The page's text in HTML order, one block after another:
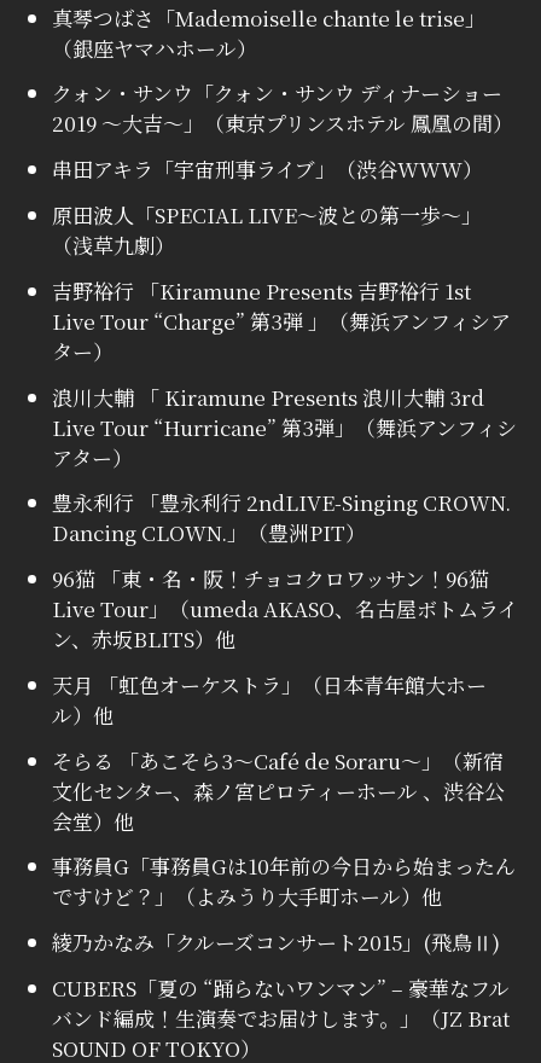
真琴つばさ「Mademoiselle chante le trise」
（銀座ヤマハホール）
クォン・サンウ「クォン・サンウ ディナーショー
2019 ～大吉～」（東京プリンスホテル 鳳凰の間）
串田アキラ「宇宙刑事ライブ」（渋谷WWW）
原田波人「SPECIAL LIVE〜波との第一歩〜」
（浅草九劇）
吉野裕行 「Kiramune Presents 吉野裕行 1st
Live Tour “Charge” 第3弾 」（舞浜アンフィシア
ター）
浪川大輔 「 Kiramune Presents 浪川大輔 3rd
Live Tour “Hurricane” 第3弾」（舞浜アンフィシ
アター）
豊永利行 「豊永利行 2ndLIVE-Singing CROWN.
Dancing CLOWN.」（豊洲PIT）
96猫 「東・名・阪！チョコクロワッサン！96猫
Live Tour」（umeda AKASO、名古屋ボトムライ
ン、赤坂BLITS）他
天月 「虹色オーケストラ」（日本青年館大ホー
ル）他
そらる 「あこそら3～Café de Soraru～」（新宿
文化センター、森ノ宮ピロティーホール 、渋谷公
会堂）他
事務員G「事務員Gは10年前の今日から始まったん
ですけど？」（よみうり大手町ホール）他
綾乃かなみ「クルーズコンサート2015」(飛鳥Ⅱ)
CUBERS「夏の “踊らないワンマン” – 豪華なフル
バンド編成！生演奏でお届けします。」（JZ Brat
SOUND OF TOKYO）